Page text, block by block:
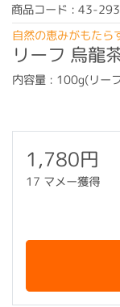
商品コード : 43-
自然の恵みがもたら
リーフ 烏龍
内容量 : 100g(リー
1,780円
17 マメー獲得